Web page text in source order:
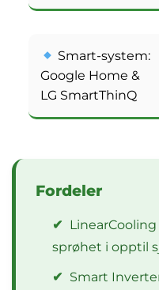
Smart-system:
Google Home &
LG SmartThinQ
Fordeler
✔
sprøhet i opptil
✔ Smart